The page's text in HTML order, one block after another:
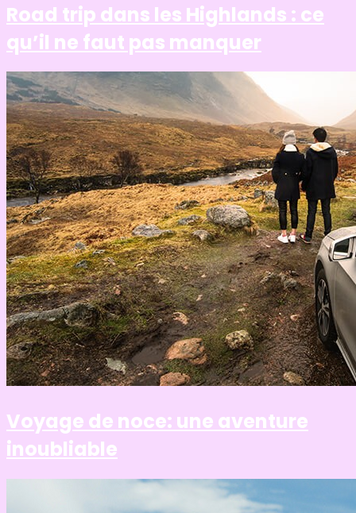
Road trip dans les Highlands : ce
qu’il ne faut pas manquer
Voyage de noce: une aventure
inoubliable